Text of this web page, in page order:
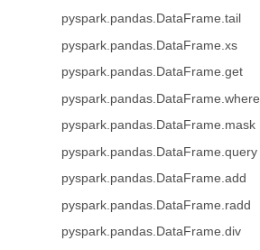
pyspark.pandas.DataFrame.tail
pyspark.pandas.DataFrame.xs
pyspark.pandas.DataFrame.get
pyspark.pandas.DataFrame.where
pyspark.pandas.DataFrame.mask
pyspark.pandas.DataFrame.query
pyspark.pandas.DataFrame.add
pyspark.pandas.DataFrame.radd
pyspark.pandas.DataFrame.div